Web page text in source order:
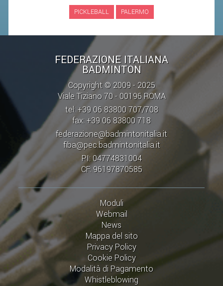
PICKLEBALL PALERMO
FEDERAZIONE ITALIANA
BADMINTON
Copyright © 2009 - 2025
Viale Tiziano 70 - 00196 ROMA
tel: +39 06 83800 707/708
fax: +39 06 83800 718
federazione@badmintonitalia.it
fiba@pec.badmintonitalia.it
PI: 04774831004
CF: 96197870585
Moduli
Webmail
News
Mappa del sito
Privacy Policy
Cookie Policy
Modalità di Pagamento
Whistleblowing
CTF – PALABADMINTON
ATLETI D'INTERESSE NAZIONALE
SCHEDE ATLETI
VOLA CON NOI
CENTRI TECNICI TERRITORIALI
COMMISSIONE ATLETI
TESSERAMENTO
AFFILIAZIONE E TESSERAMENTO
QUOTE E TASSE
CONVENZIONI
ACCEDI AL TESSERAMENTO ON
LINE
ASSICURAZIONE
MODULI